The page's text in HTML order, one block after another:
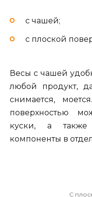
с чашей;
с плоской
Весы с чашей
любой продукт,
снимается,
поверхностью
куски, а
компоненты в
С